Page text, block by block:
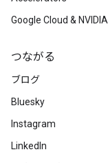
Google Cloud & NVIDIA
つながる
ブログ
Bluesky
Instagram
LinkedIn